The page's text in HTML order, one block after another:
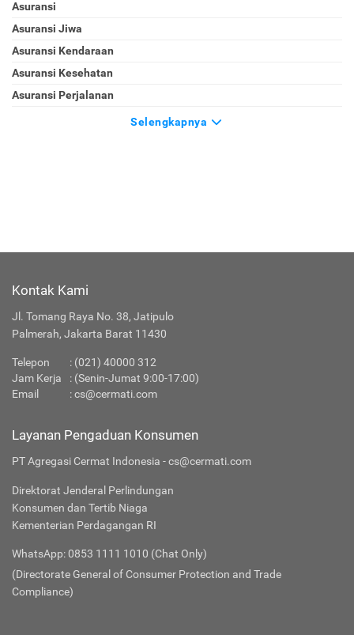
Asuransi
Asuransi Jiwa
Asuransi Kendaraan
Asuransi Kesehatan
Asuransi Perjalanan
Selengkapnya
Kontak Kami
Jl. Tomang Raya No. 38, Jatipulo
Palmerah, Jakarta Barat 11430
Telepon : (021) 40000 312
Jam Kerja
: (Senin-Jumat 9:00-17:00)
Email
:cs@cermati.com
Layanan Pengaduan Konsumen
PT Agregasi Cermat Indonesia - cs@cermati.com
Direktorat Jenderal Perlindungan
Konsumen dan Tertib Niaga
Kementerian Perdagangan RI
WhatsApp: 0853 1111 1010 (Chat Only)
(Directorate General of Consumer Protection and Trade
Compliance)